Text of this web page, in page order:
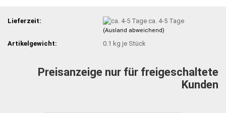
Lieferzeit: ca. 4-5 Tage
(Ausland abweichend)
Artikelgewicht: 0.1 kg je Stück
Preisanzeige nur für freigeschaltete
Kunden